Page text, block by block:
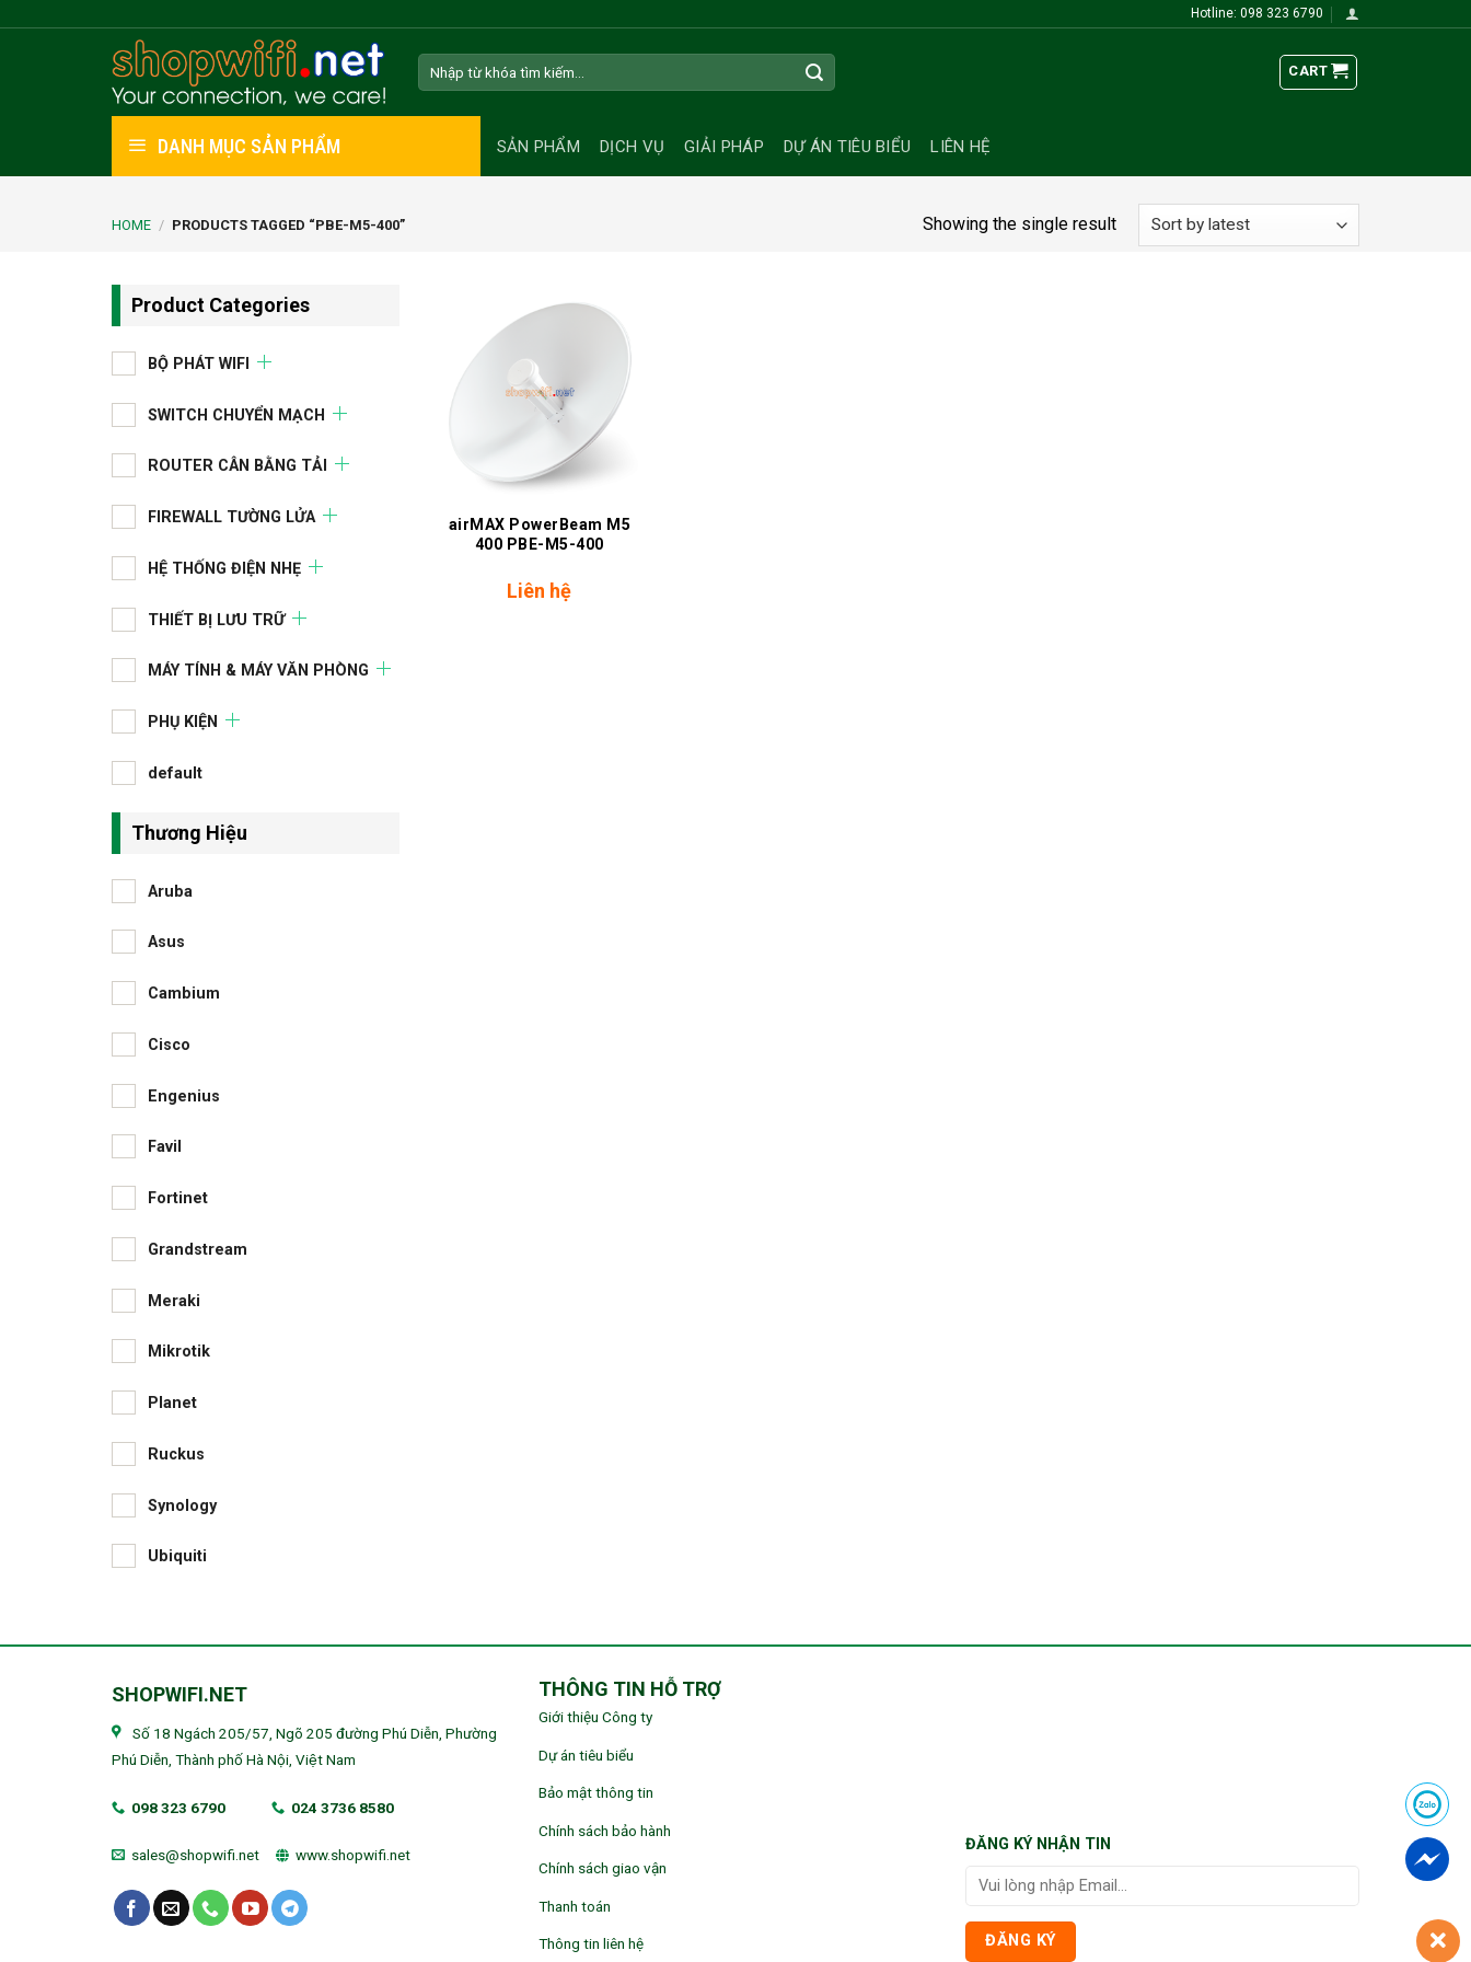
Hotline: 098 323 6790
CART
DANH MỤC SẢN PHẨM SẢN PHẨM DỊCH VỤ GIẢI PHÁP DỰ ÁN TIÊU BIỂU LIÊN HỆ
HOME / PRODUCTS TAGGED “PBE-M5-400” Showing the single result
Product Categories
BỘ PHÁT WIFI
SWITCH CHUYỂN MẠCH
ROUTER CÂN BẰNG TẢI
FIREWALL TƯỜNG LỬA
HỆ THỐNG ĐIỆN NHẸ
THIẾT BỊ LƯU TRỮ
MÁY TÍNH & MÁY VĂN PHÒNG
PHỤ KIỆN
default
Thương Hiệu
Aruba
Asus
Cambium
Cisco
Engenius
Favil
Fortinet
Grandstream
Meraki
Mikrotik
Planet
Ruckus
Synology
Ubiquiti
airMAX PowerBeam M5
400 PBE-M5-400
Liên hệ
SHOPWIFI.NET
Số 18 Ngách 205/57, Ngõ 205 đường Phú Diễn, Phường
Phú Diễn, Thành phố Hà Nội, Việt Nam
098 323 6790 024 3736 8580
sales@shopwifi.net www.shopwifi.net
THÔNG TIN HỖ TRỢ
Giới thiệu Công ty
Dự án tiêu biểu
Bảo mật thông tin
Chính sách bảo hành
Chính sách giao vận
Thanh toán
Thông tin liên hệ
ĐĂNG KÝ NHẬN TIN